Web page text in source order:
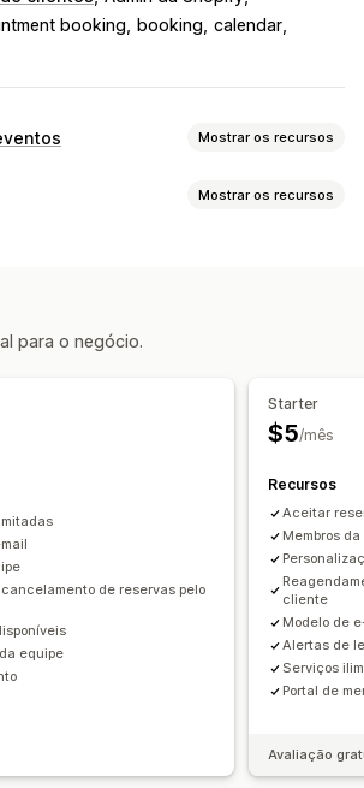
booking booking calendar
Mostrar os recursos
Opções de horário
De vários locais
da equipe
Widget de calendário
Formulários personalizados
CSS personalizado
Mostrar os recursos
para o negócio.
de reservas pelo
equipe
Starter
$5/mês
Recursos
Aceitar
Membros
cliente
Modelo de
Alertas de
Serviços
Portal de
Avaliação